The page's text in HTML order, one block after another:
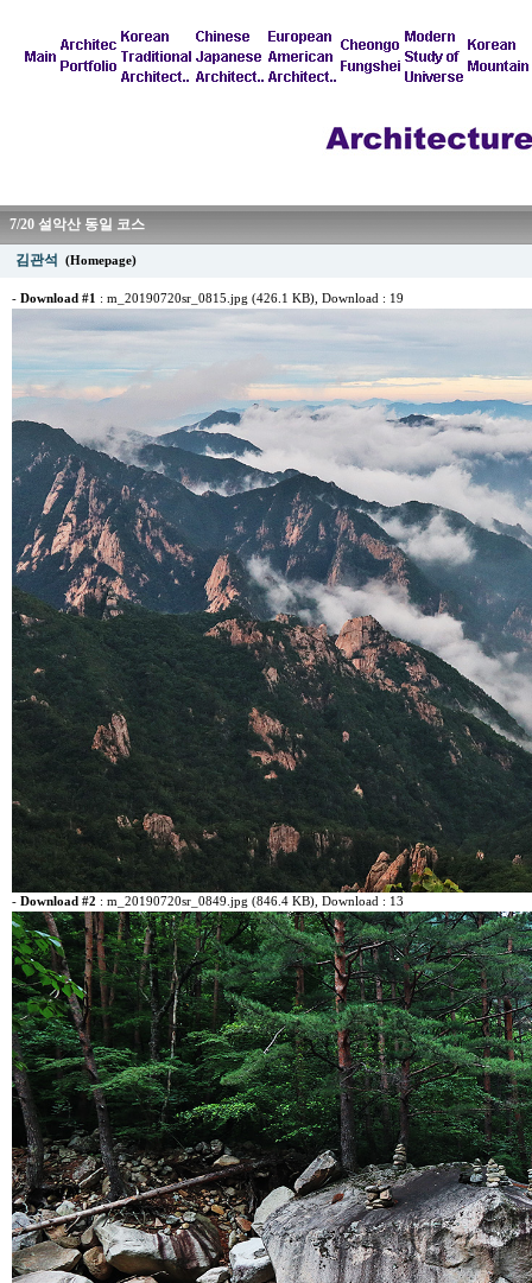
7/20 설악산 동일 코스
김관석 (Homepage)
- Download #1 : m_20190720sr_0815.jpg (426.1 KB) , Download : 19
- Download #2 : m_20190720sr_0849.jpg (846.4 KB), Download : 13